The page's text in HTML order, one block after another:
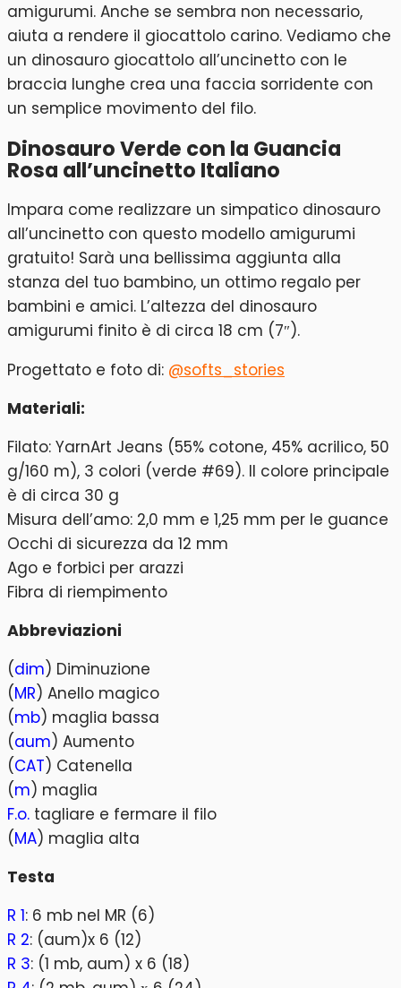
amigurumi. Anche se sembra non necessario,
aiuta a rendere il giocattolo carino. Vediamo che
un dinosauro giocattolo all’uncinetto con le
braccia lunghe crea una faccia sorridente con
un semplice movimento del filo.
Dinosauro Verde con la Guancia
Rosa all’uncinetto Italiano
Impara come realizzare un simpatico dinosauro
all’uncinetto con questo modello amigurumi
gratuito! Sarà una bellissima aggiunta alla
stanza del tuo bambino, un ottimo regalo per
bambini e amici. L’altezza del dinosauro
amigurumi finito è di circa 18 cm (7″).
Progettato e foto di: @softs_stories
Materiali:
Filato: YarnArt Jeans (55% cotone, 45% acrilico, 50
g/160 m), 3 colori (verde #69). Il colore principale
è di circa 30 g
Misura dell’amo: 2,0 mm e 1,25 mm per le guance
Occhi di sicurezza da 12 mm
Ago e forbici per arazzi
Fibra di riempimento
Abbreviazioni
(dim) Diminuzione
(MR) Anello magico
(mb) maglia bassa
(aum) Aumento
(CAT) Catenella
(m) maglia
F.o. tagliare e fermare il filo
(MA) maglia alta
Testa
R 1: 6 mb nel MR (6)
R 2: (aum)x 6 (12)
R 3: (1 mb, aum) x 6 (18)